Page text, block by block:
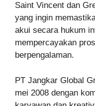
Saint Vincent dan
yang ingin
akui secara hukum
mempercayakan
berpengalaman.
PT Jangkar Global
mei 2008 dengan